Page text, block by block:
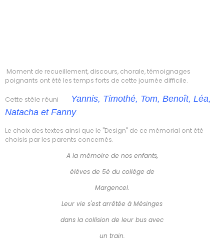
Moment de recueillement, discours, chorale, témoignages
poignants ont été les temps forts de cette journée difficile.
Cette stèle réuni
Yannis, Timothé, Tom, Benoît, Léa,
Natacha et Fanny.
Le choix des textes ainsi que le "Design" de ce mémorial ont été
choisis par les parents concernés.
A la mémoire de nos enfants,
élèves de 5è du collège de
Margencel.
Leur vie s'est arrêtée à Mésinges
dans la collision de leur bus avec
un train.